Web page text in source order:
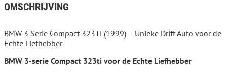
OMSCHRIJVING
BMW 3 Serie Compact 323Ti (1999) – Unieke Drift Auto voor de
Echte Liefhebber
BMW 3-serie Compact 323ti voor de Echte Liefhebber